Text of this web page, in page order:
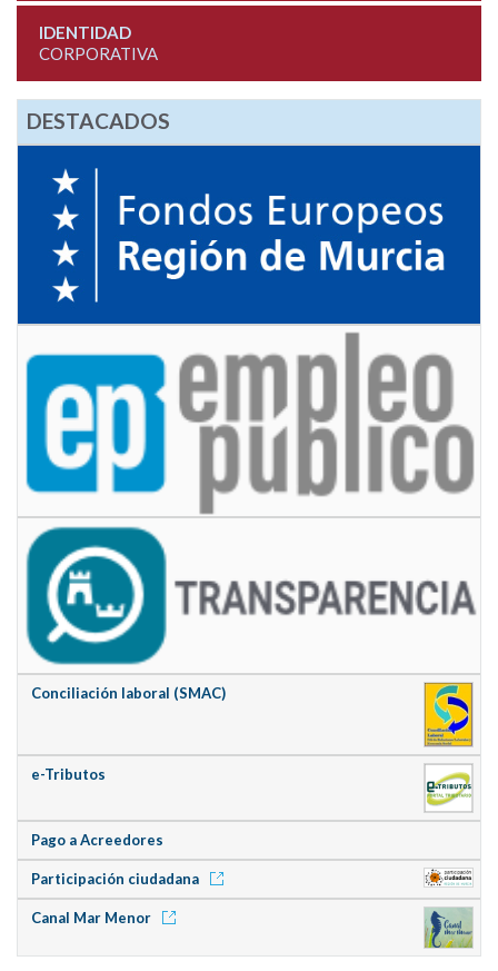
IDENTIDAD
CORPORATIVA
DESTACADOS
Conciliación laboral (SMAC)
e-Tributos
Pago a Acreedores
Participación ciudadana
Canal Mar Menor